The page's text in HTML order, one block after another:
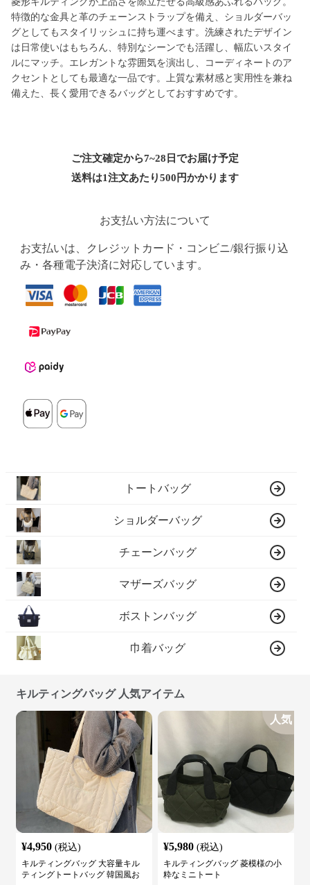
特徴的な金具と革のチェーンストラップを備え、ショルダーバッ
グとしてもスタイリッシュに持ち運べます。洗練されたデザイン
は日常使いはもちろん、特別なシーンでも活躍し、幅広いスタイ
ルにマッチ。エレガントな雰囲気を演出し、コーディネートのア
クセントとしても最適な一品です。上質な素材感と実用性を兼ね
備えた、長く愛用できるバッグとしておすすめです。
ご注文確定から7~28日でお届け予定
送料は1注文あたり500 円かかります
お支払い方法について
お支払いは、クレジットカード・コンビニ/銀行振り込
み・各種電子決済に対応しています。
トートバッグ
ショルダーバッグ
チェーンバッグ
マザーズバッグ
ボストンバッグ
巾着バッグ
キルティングバッグ 人気アイテム
¥4,950 (税込)
キルティングバッグ 大容量キル
ティングトートバッグ 韓国風お
人気
¥5,980 (税込)
キルティングバッグ 菱模様の小
粋なミニトート